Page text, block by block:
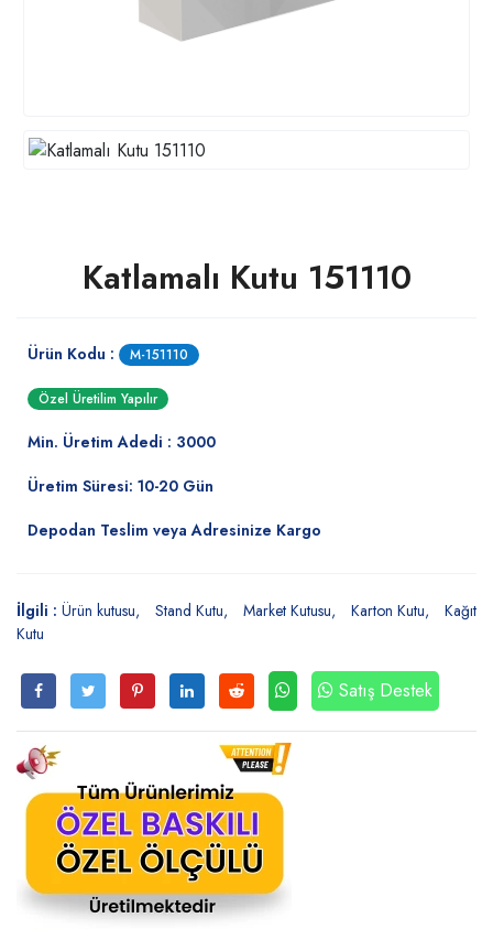
Katlamalı Kutu 151110
Ürün Kodu : M-151110
Özel Üretilim Yapılır
Min. Üretim Adedi : 3000
Üretim Süresi: 10-20 Gün
Depodan Teslim veya Adresinize Kargo
İlgili : Ürün kutusu Stand Kutu Market Kutusu Karton Kutu
Kağıt
Kutu
Satış Destek